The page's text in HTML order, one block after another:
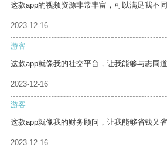
这款app的视频资源非常丰富，可以满足我不同
2023-12-16
游客
这款app就像我的社交平台，让我能够与志同
2023-12-16
游客
这款app就像我的财务顾问，让我能够省钱又省
2023-12-16